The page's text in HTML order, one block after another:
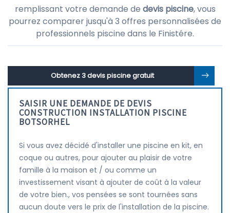
remplissant votre demande de devis piscine, vous
pourrez comparer jusqu'à 3 offres personnalisées de
professionnels piscine dans le Finistére.
Obtenez 3 devis piscine gratuit
SAISIR UNE DEMANDE DE DEVIS
CONSTRUCTION INSTALLATION PISCINE
BOTSORHEL
Si vous avez décidé d'installer une piscine en kit, en
coque ou autres, pour ajouter au plaisir de votre
famille à la maison et / ou comme un
investissement visant à ajouter de coût à la valeur
de votre bien., vos pensées se sont tournées sans
aucun doute vers le prix de l'installation de la piscine.